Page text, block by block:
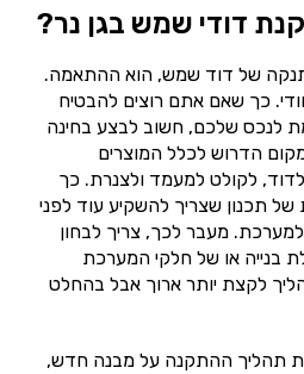
דודי שמש בגן נר?
של דוד שמש, הוא ההתאמה.
כך שאם אתם רוצים להבטיח
לנכס שלכם, חשוב לבצע בחינה
הדרוש לכלל המוצרים
לקולט למעמד ולצנרת. כך
תכנון שצריך להשקיע עוד לפני
מעבר לכך, צריך לבחון
בנייה או של חלקי המערכת
לקצת יותר ארוך אבל בהחלט
תהליך ההתקנה על מבנה חדש,